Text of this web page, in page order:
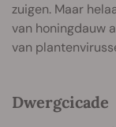
zuigen. Maar
van honingdauw
van
Dwergcicade